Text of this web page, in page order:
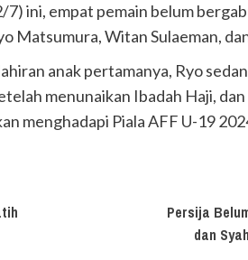
7) ini, empat pemain belum
Matsumura, Witan Sulaeman,
anak pertamanya, Ryo
menunaikan Ibadah Haji,
menghadapi Piala AFF U-19
Persija
dan